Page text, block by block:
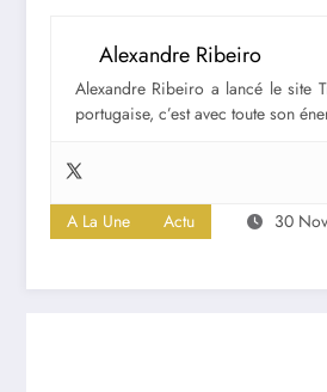
Alexandre Ribeiro
Alexandre Ribeiro a lancé le site
portugaise, c’est avec toute son
A La Une Actu 30